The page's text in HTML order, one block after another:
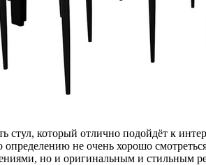
который отлично подойдёт к
не очень хорошо
но и оригинальным и стильным